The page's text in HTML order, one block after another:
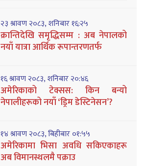
२३ श्रावण २०८३, शनिबार १६:२५
क्रान्तिदेखि समृद्धिसम्म : अब नेपालको
नयाँ यात्रा आर्थिक रूपान्तरणतर्फ
१६ श्रावण २०८३, शनिबार २०:४६
अमेरिकाको टेक्सस: किन बन्यो
नेपालीहरूको नयाँ ‘ड्रिम डेस्टिनेसन’?
१४ श्रावण २०८३, बिहीबार ०१:५५
अमेरिकामा भिसा अवधि सकिएकाहरू
अब विमानस्थलमै पक्राउ